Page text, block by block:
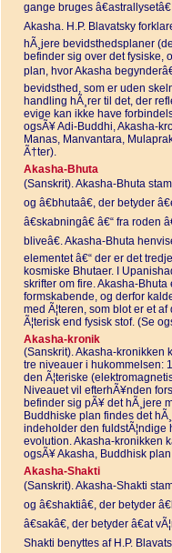
gange bruges
Akasha. H.P. Blavatsky
hÃ¸jere bevidsthedsplaner
befinder sig over det fysiske,
plan, hvor Akasha
bevidsthed, som er uden
handling hÃ¸rer til det, der
evige kan ikke have
ogsÃ¥ Adi-Buddhi, Akasha-
Manas, Manvantara,
Ã†ter).
Akasha-Bhuta
(Sanskrit). Akasha-Bhuta
og â€bhutaâ€, der betyder
â€skabningâ€ â€“ fra roden
bliveâ€. Akasha-Bhuta
elementet â€“ der er det
kosmiske Bhutaer. I
skrifter om fire. Akasha-
formskabende, og derfor
med Ã¦teren, som blot er et
Ã¦terisk end fysisk stof. (Se
Akasha-kronik
(Sanskrit). Akasha-kronikken
tre niveauer i hukommelsen:
den Ã¦teriske
Niveauet vil efterhÃ¥nden
befinder sig pÃ¥ det hÃ¸jere
Buddhiske plan findes det
indeholder den
evolution. Akasha-kronikken
ogsÃ¥ Akasha, Buddhisk
Akasha-Shakti
(Sanskrit). Akasha-Shakti
og â€shaktiâ€, der betyder
â€sakâ€, der betyder â€at
Shakti benyttes af H.P.